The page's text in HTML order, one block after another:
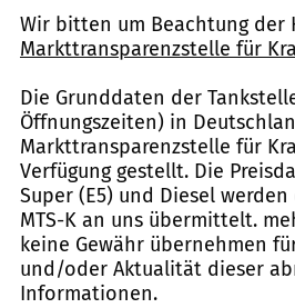
Wir bitten um Beachtung der
Markttransparenzstelle für
Die Grunddaten der
Öffnungszeiten) in
Markttransparenzstelle für
Verfügung gestellt. Die
Super (E5) und Diesel
MTS-K an uns übermittelt.
keine Gewähr übernehmen
und/oder Aktualität dieser
Informationen.